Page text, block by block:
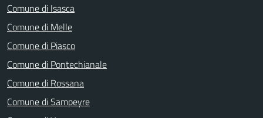
Comune di Isasca
Comune di Melle
Comune di Piasco
Comune di Pontechianale
Comune di Rossana
Comune di Sampeyre